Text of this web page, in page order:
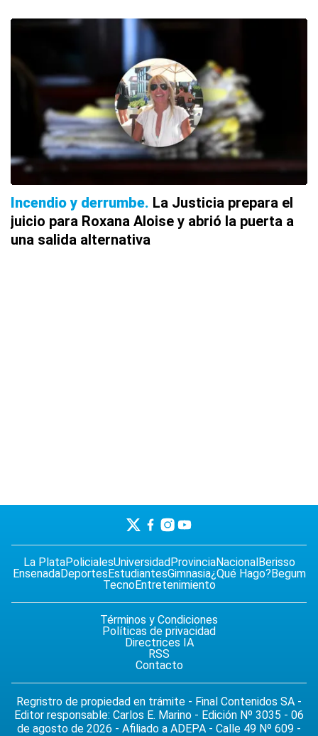
Incendio y derrumbe La Justicia prepara el
juicio para Roxana Aloise y abrió la puerta a
una salida alternativa
La PlataPolicialesUniversidadProvinciaNacionalBerisso
EnsenadaDeportesEstudiantesGimnasia¿Qué Hago?Begum
TecnoEntretenimiento
Términos y Condiciones
Políticas de privacidad
Directrices IA
RSS
Contacto
Regristro de propiedad en trámite - Final Contenidos SA -
Editor responsable: Carlos E. Marino - Edición Nº 3035 - 06
de agosto de 2026 - Afiliado a ADEPA - Calle 49 Nº 609 -